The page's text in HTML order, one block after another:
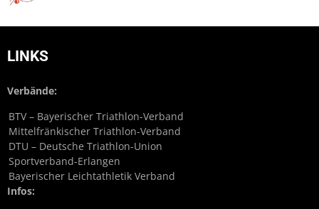
LINKS
Verbände:
BTV – Bayerischer Triathlon-Verband
Mittelfränkischer Triathlon-Verband
DTU – Deutsche Triathlon-Union
Sportverband-Erlangen
Bayerischer Leichtathletik Verband
Infos: